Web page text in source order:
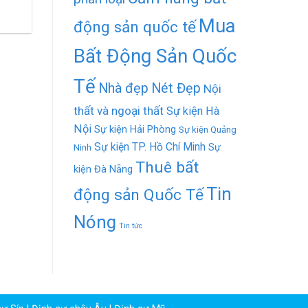
động sản quốc tế Mua
Bất Động Sản Quốc
Tế Nhà đẹp Nét Đẹp Nội
thất và ngoại thất Sự kiện Hà
Nội Sự kiện Hải Phòng Sự kiện Quảng
Ninh Sự kiện TP. Hồ Chí Minh Sự
kiện Đà Nẵng Thuê bất
động sản Quốc TếTin
Nóng Tin tức